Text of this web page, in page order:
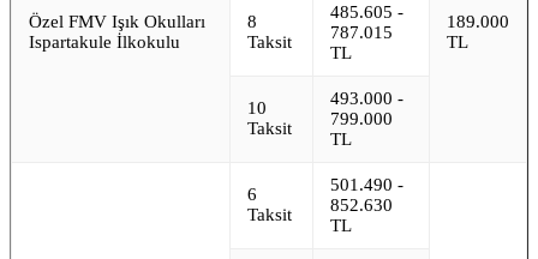
Özel FMV Işık Okulları
Ispartakule İlkokulu
189.000
TL
8
Taksit
485.605 -
787.015
TL
10
Taksit
493.000 -
799.000
TL
6
Taksit
501.490 -
852.630
TL